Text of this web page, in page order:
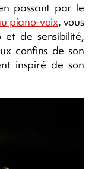
passant par le
piano-voix, vous
de sensibilité,
confins de son
inspiré de son